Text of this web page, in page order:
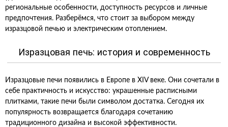
региональные особенности, доступность ресурсов и личные
предпочтения. Разберёмся, что стоит за выбором между
изразцовой печью и электрическим отоплением.
Изразцовая печь: история и современность
Изразцовые печи появились в Европе в XIV веке. Они сочетали в
себе практичность и искусство: украшенные расписными
плитками, такие печи были символом достатка. Сегодня их
популярность возвращается благодаря сочетанию
традиционного дизайна и высокой эффективности.